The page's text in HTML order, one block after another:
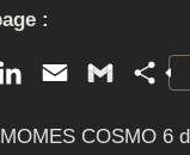
:
LinkedInEmail Gmail
COSMO 6